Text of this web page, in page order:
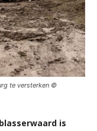
te versterken ©
is